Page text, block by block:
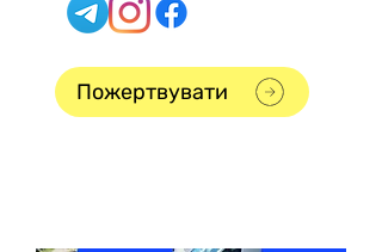
Пожертвувати